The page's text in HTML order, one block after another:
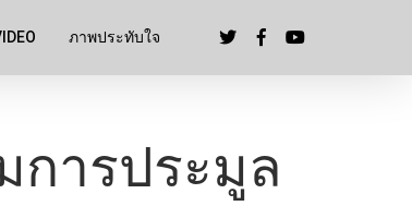
ภาพประทับใจ
การประมูล